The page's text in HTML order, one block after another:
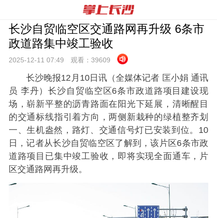
长沙自贸临空区交通路网再升级 6条市
政道路集中竣工验收
2025-12-11 07:49 观看： 39609
长沙晚报12月10日讯（全媒体记者 匡小娟 通讯
员 李丹）长沙自贸临空区6条市政道路项目建设现
场，崭新平整的沥青路面在阳光下延展，清晰醒目
的交通标线指引着方向，两侧新栽种的绿植整齐划
一、生机盎然，路灯、交通信号灯已安装到位。10
日，记者从长沙自贸临空区了解到，该片区6条市政
道路项目已集中竣工验收，即将实现全面通车，片
区交通路网再升级。